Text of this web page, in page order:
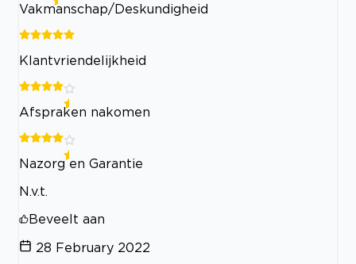
Vakmanschap/Deskundigheid
Klantvriendelijkheid
Afspraken nakomen
Nazorg en Garantie
N.v.t.
Beveelt aan
28 February 2022